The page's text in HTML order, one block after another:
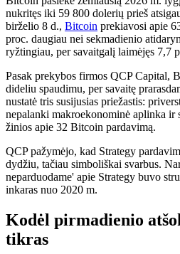
nukritęs iki 59 800 dolerių prieš
birželio 8 d., Bitcoin prekiavosi apie
proc. daugiau nei sekmadienio
ryžtingiau, per savaitgalį laimėjęs 7,7
Pasak prekybos firmos QCP Capital,
dideliu spaudimu, per savaitę
nustatė tris susijusias priežastis:
nepalanki makroekonominė aplinka ir
žinios apie 32 Bitcoin pardavimą.
QCP pažymėjo, kad Strategy
dydžiu, tačiau simboliškai svarbus.
neparduodame' apie Strategy buvo
inkaras nuo 2020 m.
Kodėl pirmadienio
tikras